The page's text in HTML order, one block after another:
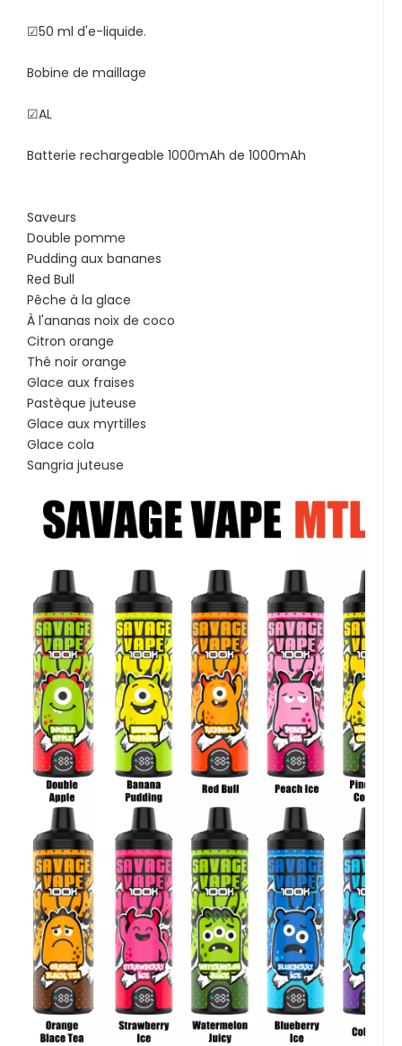
☑50 ml d'e-liquide.
Bobine de maillage
☑AL
Batterie rechargeable 1000mAh de 1000mAh
Saveurs
Double pomme
Pudding aux bananes
Red Bull
Pêche à la glace
À l'ananas noix de coco
Citron orange
Thé noir orange
Glace aux fraises
Pastèque juteuse
Glace aux myrtilles
Glace cola
Sangria juteuse